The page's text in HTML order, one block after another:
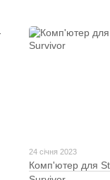
24 січня 2023
Комп'ютер для